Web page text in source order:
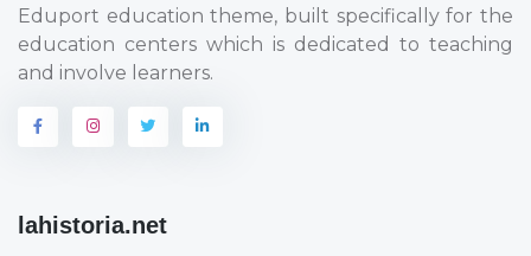
Eduport education theme, built specifically for the
education centers which is dedicated to teaching
and involve learners.
lahistoria.net